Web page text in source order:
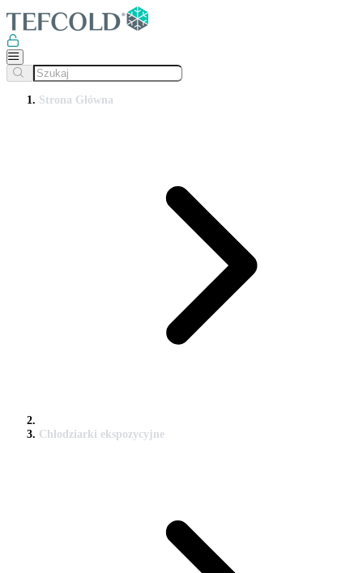
Strona Główna
Chłodziarki ekspozycyjne